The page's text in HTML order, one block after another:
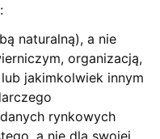
naturalną), a nie
organizacją,
jakimkolwiek innym
rynkowych